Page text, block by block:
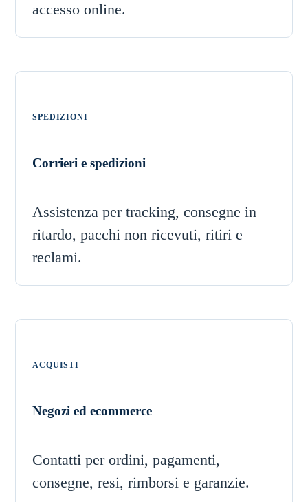
accesso online.
SPEDIZIONI
Corrieri e spedizioni
Assistenza per tracking, consegne in
ritardo, pacchi non ricevuti, ritiri e
reclami.
ACQUISTI
Negozi ed ecommerce
Contatti per ordini, pagamenti,
consegne, resi, rimborsi e garanzie.